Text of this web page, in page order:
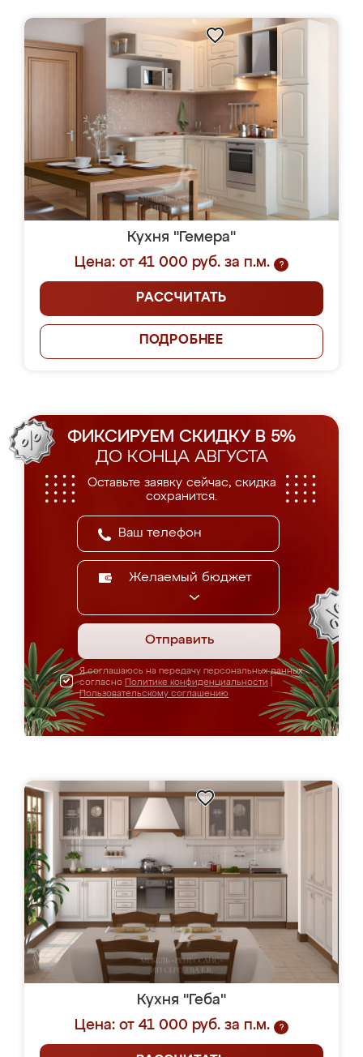
Кухня "Гемера"
Цена: от 41 000 руб. за п.м.
?
РАССЧИТАТЬ
ПОДРОБНЕЕ
ФИКСИРУЕМ СКИДКУ В 5%
ДО КОНЦА АВГУСТА
Оставьте заявку сейчас, скидка
сохранится.
Желаемый бюджет
Отправить
Я соглашаюсь на передачу персональных данных
согласно Политике конфиденциальности
Пользовательскому соглашению
Кухня "Геба"
Цена: от 41 000 руб. за п.м.
?